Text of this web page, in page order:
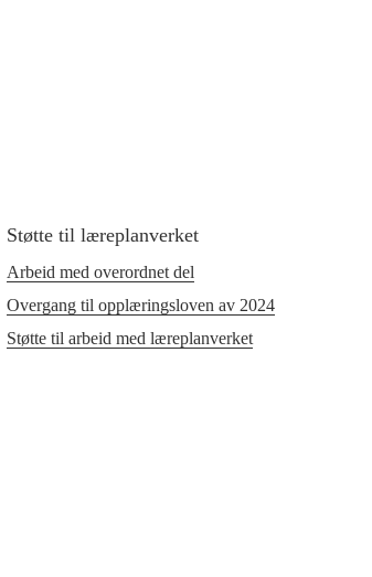
Støtte til læreplanverket
Arbeid med overordnet del
Overgang til opplæringsloven av 2024
Støtte til arbeid med læreplanverket